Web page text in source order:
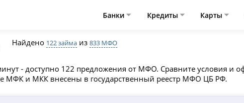
Банки Кредиты Карты
Найдено 122 займаиз 833 МФО
- доступно 122 предложения от МФО. Сравните условия и
МФК и МКК внесены в государственный реестр МФО ЦБ РФ.